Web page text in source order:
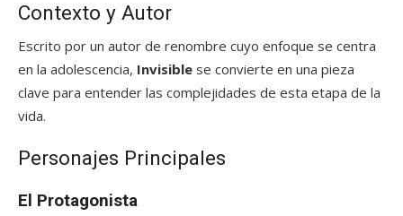
Contexto y Autor
Escrito por un autor de renombre cuyo enfoque se centra
en la adolescencia, Invisible se convierte en una pieza
clave para entender las complejidades de esta etapa de la
vida.
Personajes Principales
El Protagonista